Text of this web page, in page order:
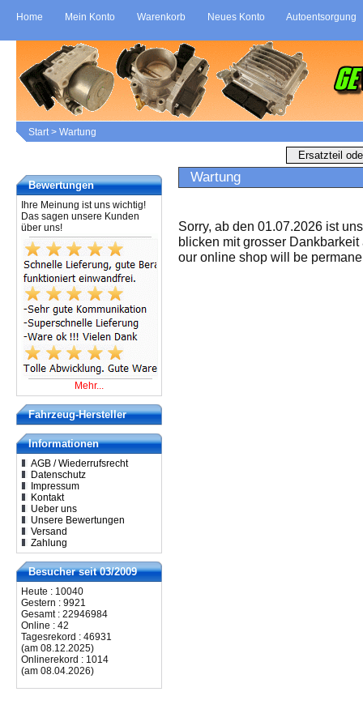
Home Mein Konto Warenkorb Neues Konto Autoentsorgung
Start> Wartung
Wartung
Sorry, ab den 01.07.2026 ist
blicken mit grosser
our online shop will be
Bewertungen
Ihre Meinung ist uns wichtig!
Das sagen unsere Kunden
über uns!
Mehr...
Fahrzeug-Hersteller
Informationen
AGB / Wiederrufsrecht
Datenschutz
Impressum
Kontakt
Ueber uns
Unsere Bewertungen
Versand
Zahlung
Besucher seit 03/2009
Heute : 10040
Gestern : 9921
Gesamt : 22946984
Online : 42
Tagesrekord : 46931
(am 08.12.2025)
Onlinerekord : 1014
(am 08.04.2026)